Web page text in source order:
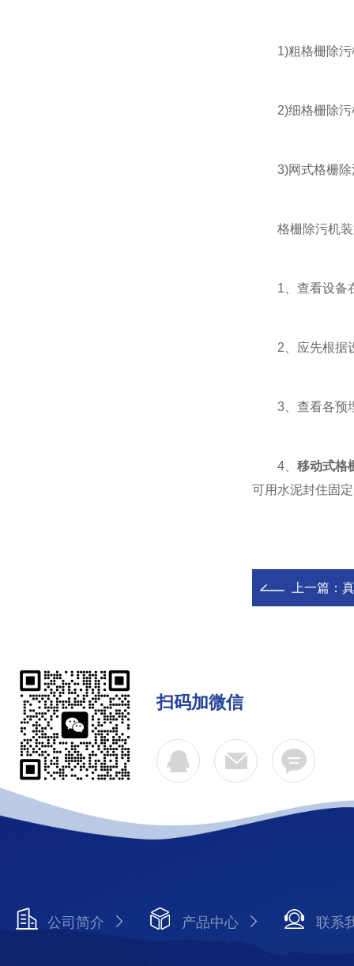
1)粗格栅除污
2)细格栅除污
3)网式格栅除
格栅除污机装
1、查看设备在
2、应先根据设
3、查看各预埋
4、 移动式格
可用水泥封住固
上一篇：
扫码加微信
公司简介 产品中心 联系